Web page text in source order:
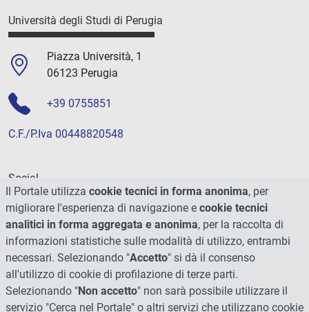
Università degli Studi di Perugia
Piazza Università, 1
06123 Perugia
+39 0755851
C.F./P.Iva 00448820548
Social
Il Portale utilizza cookie tecnici in forma anonima, per
migliorare l'esperienza di navigazione e cookie tecnici
analitici in forma aggregata e anonima, per la raccolta di
informazioni statistiche sulle modalità di utilizzo, entrambi
necessari. Selezionando "Accetto" si dà il consenso
all'utilizzo di cookie di profilazione di terze parti.
Selezionando "Non accetto" non sarà possibile utilizzare il
servizio "Cerca nel Portale" o altri servizi che utilizzano cookie